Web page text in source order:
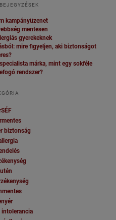
kampányüzenet
mentesen
gyerekeknek
mire figyeljen, aki biztonságot
márka, mint egy sokféle
rendszer?
biztonság
intolerancia